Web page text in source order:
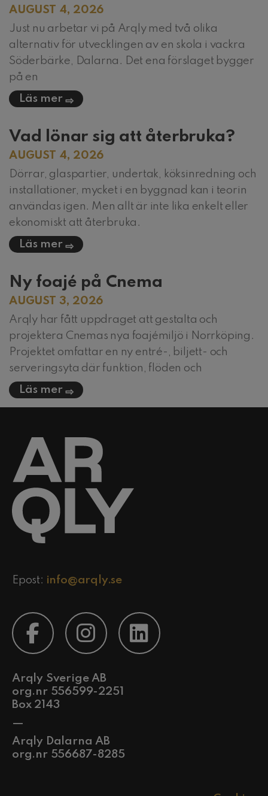
AUGUST 4, 2026
Just nu arbetar vi på Arqly med två olika
alternativ för utvecklingen av en skola i vackra
Söderbärke, Dalarna. Det ena förslaget bygger
på en
Läs mer
Vad lönar sig att återbruka?
AUGUST 4, 2026
Dörrar, glaspartier, undertak, köksinredning och
installationer, mycket i en byggnad kan i teorin
användas igen. Men allt är inte lika enkelt eller
ekonomiskt att återbruka.
Läs mer
Ny foajé på Cnema
AUGUST 3, 2026
Arqly har fått uppdraget att gestalta och
projektera Cnemas nya foajémiljö i Norrköping.
Projektet omfattar en ny entré-, biljett- och
serveringsyta där funktion, flöden och
Läs mer
Epost: info@arqly.se
Arqly Sverige AB
org.nr 556599-2251
Box 2143
—
Arqly Dalarna AB
org.nr 556687-8285